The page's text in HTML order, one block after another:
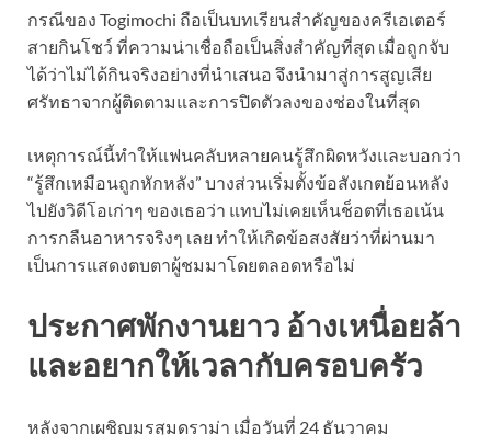
กรณีของ Togimochi ถือเป็นบทเรียนสำคัญของครีเอเตอร์
สายกินโชว์ ที่ความน่าเชื่อถือเป็นสิ่งสำคัญที่สุด เมื่อถูกจับ
ได้ว่าไม่ได้กินจริงอย่างที่นำเสนอ จึงนำมาสู่การสูญเสีย
ศรัทธาจากผู้ติดตามและการปิดตัวลงของช่องในที่สุด
เหตุการณ์นี้ทำให้แฟนคลับหลายคนรู้สึกผิดหวังและบอกว่า
“รู้สึกเหมือนถูกหักหลัง” บางส่วนเริ่มตั้งข้อสังเกตย้อนหลัง
ไปยังวิดีโอเก่าๆ ของเธอว่า แทบไม่เคยเห็นช็อตที่เธอเน้น
การกลืนอาหารจริงๆ เลย ทำให้เกิดข้อสงสัยว่าที่ผ่านมา
เป็นการแสดงตบตาผู้ชมมาโดยตลอดหรือไม่
ประกาศพักงานยาว อ้างเหนื่อยล้า
และอยากให้เวลากับครอบครัว
หลังจากเผชิญมรสุมดราม่า เมื่อวันที่ 24 ธันวาคม